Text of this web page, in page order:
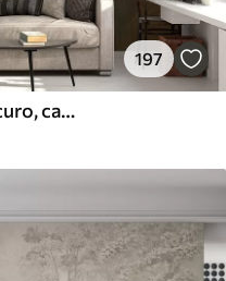
197
madeira, textura, fendas, escuro, casca, superfície